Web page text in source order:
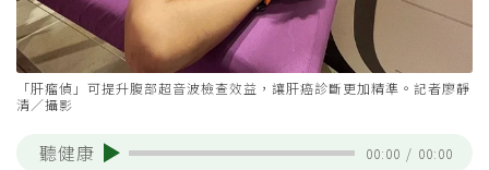
「肝瘤偵」可提升腹部超音波檢查效益，讓肝癌診斷更加精準。記者廖靜
清／攝影
聽健康 00:00 / 00:00